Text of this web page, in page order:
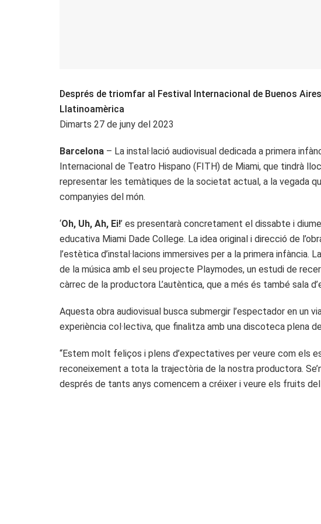
Després de triomfar al Festival Internacional de Buenos
Llatinoamèrica
Dimarts 27 de juny del 2023
Barcelona – La instal·lació audiovisual dedicada a primera
Internacional de Teatro Hispano (FITH) de Miami, que tindrà
representar les temàtiques de la societat actual, a la vegada
companyies del món.
‘Oh, Uh, Ah, Ei!’ es presentarà concretament el dissabte i
educativa Miami Dade College. La idea original i direcció de
l’estètica d’instal·lacions immersives per a la primera infància.
de la música amb el seu projecte Playmodes, un estudi de
càrrec de la productora L’autèntica, que a més és també sala
Aquesta obra audiovisual busca submergir l’espectador en un
experiència col·lectiva, que finalitza amb una discoteca plena
“Estem molt feliços i plens d’expectatives per veure com els
reconeixement a tota la trajectòria de la nostra productora.
després de tants anys comencem a créixer i veure els fruits